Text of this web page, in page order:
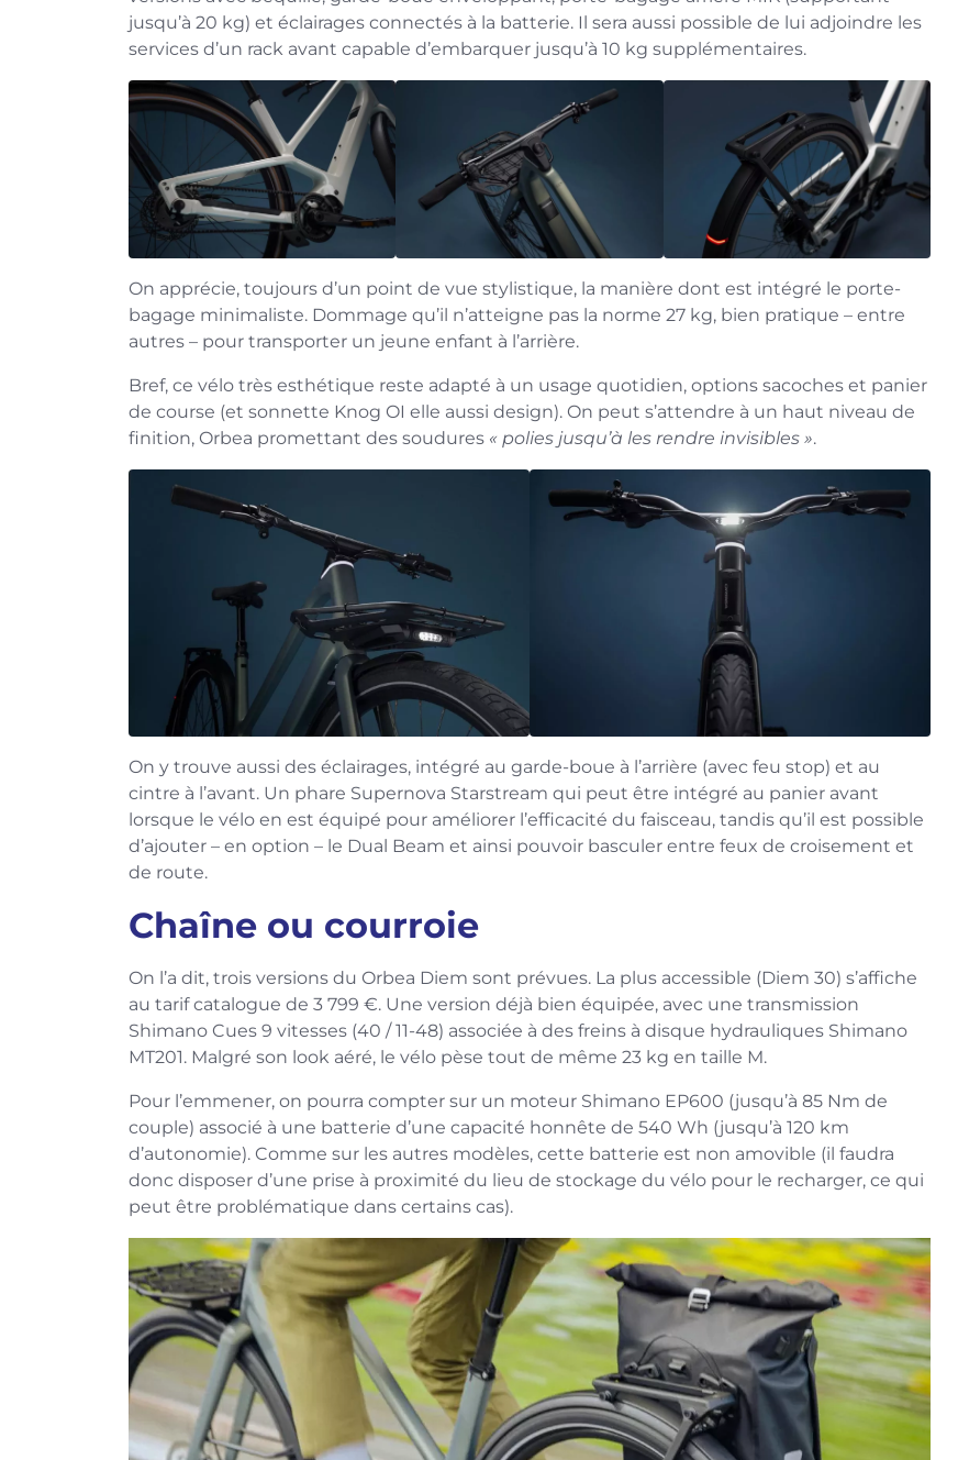
jusqu’à 20 kg) et éclairages connectés à la batterie. Il sera aussi possible de lui adjoindre les
services d’un rack avant capable d’embarquer jusqu’à 10 kg supplémentaires.
On apprécie, toujours d’un point de vue stylistique, la manière dont est intégré le porte-
bagage minimaliste. Dommage qu’il n’atteigne pas la norme 27 kg, bien pratique – entre
autres – pour transporter un jeune enfant à l’arrière.
Bref, ce vélo très esthétique reste adapté à un usage quotidien, options sacoches et panier
de course (et sonnette Knog OI elle aussi design). On peut s’attendre à un haut niveau de
finition, Orbea promettant des soudures « polies jusqu’à les rendre invisibles ».
On y trouve aussi des éclairages, intégré au garde-boue à l’arrière (avec feu stop) et au
cintre à l’avant. Un phare Supernova Starstream qui peut être intégré au panier avant
lorsque le vélo en est équipé pour améliorer l’efficacité du faisceau, tandis qu’il est possible
d’ajouter – en option – le Dual Beam et ainsi pouvoir basculer entre feux de croisement et
de route.
Chaîne ou courroie
On l’a dit, trois versions du Orbea Diem sont prévues. La plus accessible (Diem 30) s’affiche
au tarif catalogue de 3 799 €. Une version déjà bien équipée, avec une transmission
Shimano Cues 9 vitesses (40 / 11-48) associée à des freins à disque hydrauliques Shimano
MT201. Malgré son look aéré, le vélo pèse tout de même 23 kg en taille M.
Pour l’emmener, on pourra compter sur un moteur Shimano EP600 (jusqu’à 85 Nm de
couple) associé à une batterie d’une capacité honnête de 540 Wh (jusqu’à 120 km
d’autonomie). Comme sur les autres modèles, cette batterie est non amovible (il faudra
donc disposer d’une prise à proximité du lieu de stockage du vélo pour le recharger, ce qui
peut être problématique dans certains cas).